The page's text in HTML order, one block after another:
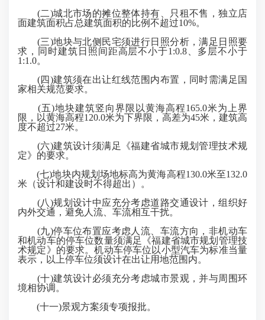
(二)城北市场的摊位整体持有、只租不售，独立店
面建筑面积占总建筑面积的比例不超过10%。
(三)地块与北侧民宅须进行日照分析，满足日照要
求，同时建筑日照间距高层不小于1:0.8、多层不小于
1:1.0。
(四)建筑须在出让红线范围内布置，同时需满足国
家相关规范要求。
(五)地块建筑竖向界限以黄海高程165.0米为上界
限，以黄海高程120.0米为下界限，高差为45米，建筑高
度不超过27米。
(六)建筑设计须满足《福建省城市规划管理技术规
定》的要求。
(七)地块内规划场地标高为黄海高程130.0米至132.0
米（设计和建设时不得超出）。
(八)规划设计中应充分考虑道路交通设计，组织好
内外交通，避免人流、车流相互干扰。
(九)停车位布置应考虑人流、车流方向，非机动车
和机动车的停车位数量须满足《福建省城市规划管理技
术规定》的要求。机动车停车位以小型汽车为标准当量
表示，以上停车位须设计在出让用地范围内。
(十)建筑设计必须充分考虑城市景观，并与周围环
境相协调。
(十一)景观方案须专项报批。